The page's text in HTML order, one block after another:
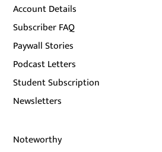
Account Details
Subscriber FAQ
Paywall Stories
Podcast Letters
Student Subscription
Newsletters
Noteworthy